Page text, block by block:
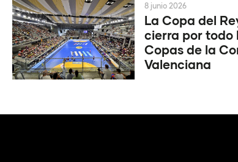
La Copa del
cierra por todo
Copas de la
Valenciana
8 junio 2026